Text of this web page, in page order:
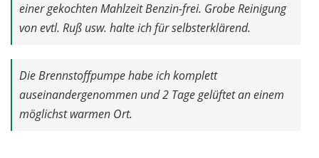
einer gekochten Mahlzeit Benzin-frei. Grobe Reinigung
von evtl. Ruß usw. halte ich für selbsterklärend.
Die Brennstoffpumpe habe ich komplett
auseinandergenommen und 2 Tage gelüftet an einem
möglichst warmen Ort.